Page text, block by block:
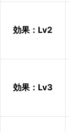
効果：Lv2
効果：Lv3